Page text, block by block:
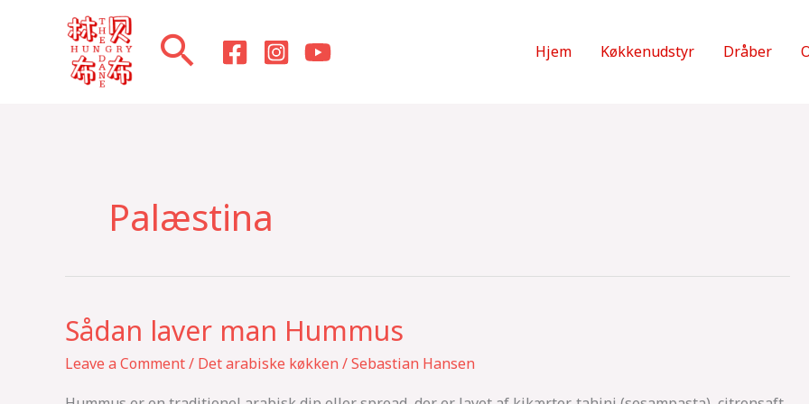
Hjem Køkkenudstyr Dråber
Palæstina
Sådan laver man Hummus
Leave a Comment/ Det arabiske køkken /Sebastian Hansen
Sådan
man
Hummus